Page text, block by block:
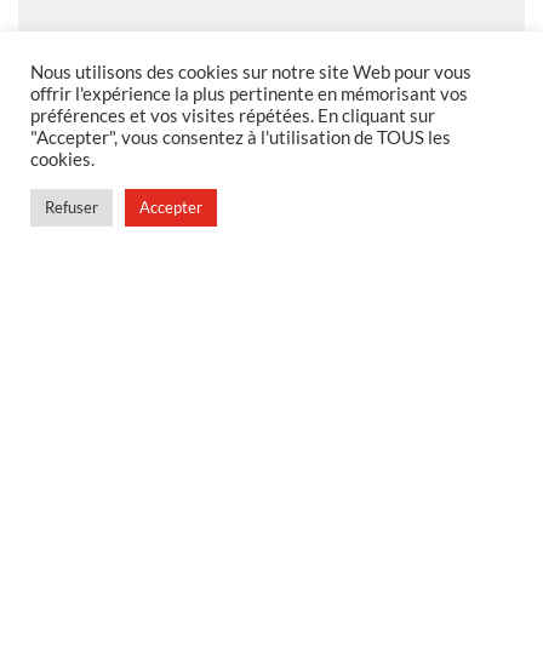
MENTIONS LEGALES
Foire aux questions
Politique de confidentialité
Conditions générales de vente en magasin
Nous utilisons des cookies sur notre site Web pour vous
offrir l'expérience la plus pertinente en mémorisant vos
préférences et vos visites répétées. En cliquant sur
"Accepter", vous consentez à l'utilisation de TOUS les
cookies.
Refuser Accepter